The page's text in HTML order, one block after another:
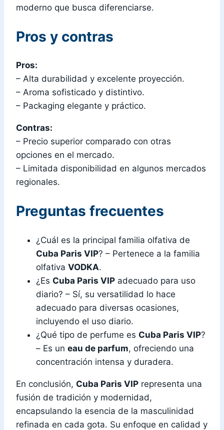
moderno que busca diferenciarse.
Pros y contras
Pros:
– Alta durabilidad y excelente proyección.
– Aroma sofisticado y distintivo.
– Packaging elegante y práctico.
Contras:
– Precio superior comparado con otras
opciones en el mercado.
– Limitada disponibilidad en algunos mercados
regionales.
Preguntas frecuentes
¿Cuál es la principal familia olfativa de
Cuba Paris VIP? – Pertenece a la familia
olfativa VODKA.
¿Es Cuba Paris VIP adecuado para uso
diario? – Sí, su versatilidad lo hace
adecuado para diversas ocasiones,
incluyendo el uso diario.
¿Qué tipo de perfume es Cuba Paris VIP?
– Es un eau de parfum, ofreciendo una
concentración intensa y duradera.
En conclusión, Cuba Paris VIP representa una
fusión de tradición y modernidad,
encapsulando la esencia de la masculinidad
refinada en cada gota. Su enfoque en calidad y